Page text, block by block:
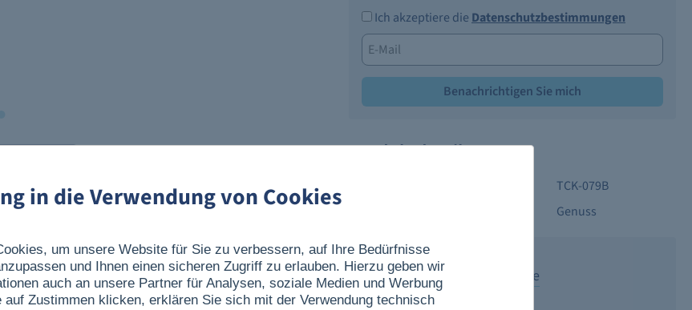
entdecken Sie dabei die kulinarischen Besonderheiten
Ich akzeptiere die Datenschutzbestimmungen
Benachrichtigen Sie mich
Produktdetails
TCK-079B
Genuss
Versand 2-4 Werktage
in die Verwendung von Cookies
um unsere Website für Sie zu verbessern, auf Ihre Bedürfnisse
und Ihnen einen sicheren Zugriff zu erlauben. Hierzu geben wir
auch an unsere Partner für Analysen, soziale Medien und Werbung
auf Zustimmen klicken, erklären Sie sich mit der Verwendung technisch